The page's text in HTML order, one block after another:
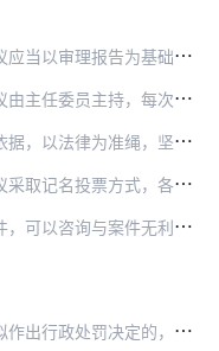
对案件进行审议，审议的主要内容包括：
议会议的委员不得少于全体委员的三分之二。
业判断，发表独立、客观、公正的审议意见。
员超过半数同意的，按照审理意见作出决议，会议主持人当场宣布投票结果。
的有关法官、律师、学者或专家的专业意见。
作出行政处罚决定的事实、理由及依据，并告知当事人有权进行陈述和申辩。